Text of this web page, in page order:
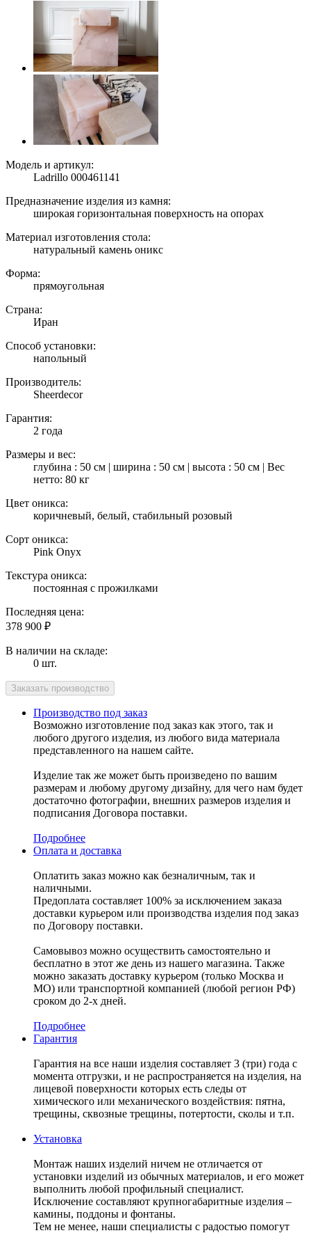
Модель и артикул:
Ladrillo 000461141
Предназначение изделия из камня:
широкая горизонтальная поверхность на опорах
Материал изготовления стола:
натуральный камень оникс
Форма:
прямоугольная
Страна:
Иран
Способ установки:
напольный
Производитель:
Sheerdecor
Гарантия:
2 года
Размеры и вес:
глубина : 50 см | ширина : 50 см | высота : 50 см | Вес
нетто: 80 кг
Цвет оникса:
коричневый, белый, стабильный розовый
Сорт оникса:
Pink Onyx
Текстура оникса:
постоянная с прожилками
Последняя цена:
378 900 ₽
В наличии на складе:
0 шт.
Производство под заказ
Возможно изготовление под заказ как этого, так и
любого другого изделия, из любого вида материала
представленного на нашем сайте.
Изделие так же может быть произведено по вашим
размерам и любому другому дизайну, для чего нам будет
достаточно фотографии, внешних размеров изделия и
подписания Договора поставки.
Подробнее
Оплата и доставка
Оплатить заказ можно как безналичным, так и
наличными.
Предоплата составляет 100% за исключением заказа
доставки курьером или производства изделия под заказ
по Договору поставки.
Самовывоз можно осуществить самостоятельно и
бесплатно в этот же день из нашего магазина. Также
можно заказать доставку курьером (только Москва и
МО) или транспортной компанией (любой регион РФ)
сроком до 2-х дней.
Подробнее
Гарантия
Гарантия на все наши изделия составляет 3 (три) года с
момента отгрузки, и не распространяется на изделия, на
лицевой поверхности которых есть следы от
химического или механического воздействия: пятна,
трещины, сквозные трещины, потертости, сколы и т.п.
Установка
Монтаж наших изделий ничем не отличается от
установки изделий из обычных материалов, и его может
выполнить любой профильный специалист.
Исключение составляют крупногабаритные изделия –
камины, поддоны и фонтаны.
Тем не менее, наши специалисты с радостью помогут